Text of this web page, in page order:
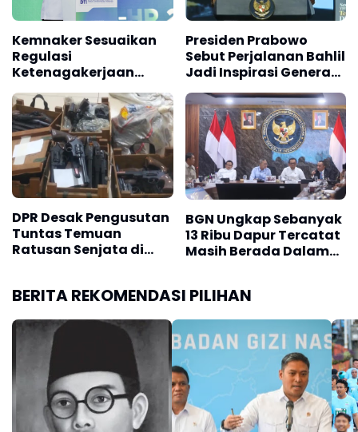
Kemnaker Sesuaikan
Regulasi
Ketenagakerjaan
Hadapi Dinamika
Dunia Kerja
Presiden Prabowo
Sebut Perjalanan Bahlil
Jadi Inspirasi Generasi
Muda
DPR Desak Pengusutan
Tuntas Temuan
Ratusan Senjata di
BGN Ungkap Sebanyak
13 Ribu Dapur Tercatat
Masih Berada Dalam
Seluruhnya Siap
Beroperasi
BERITA REKOMENDASI PILIHAN